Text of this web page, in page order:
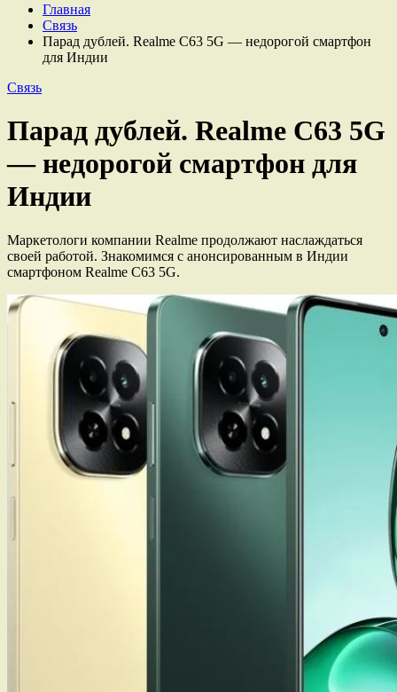
Главная
Связь
Парад дублей. Realme C63 5G — недорогой смартфон
для Индии
Связь
Парад дублей. Realme C63 5G
— недорогой смартфон для
Индии
Маркетологи компании Realme продолжают наслаждаться
своей работой. Знакомимся с анонсированным в Индии
смартфоном Realme C63 5G.